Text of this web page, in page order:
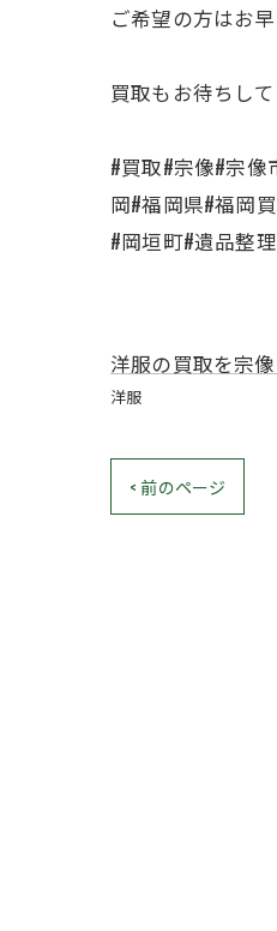
ご希望の方はお早
買取もお待ちし
#買取#宗像#宗
岡#福岡県#福岡
#岡垣町#遺品整理
洋服の買取を宗
洋服
< 前のページ